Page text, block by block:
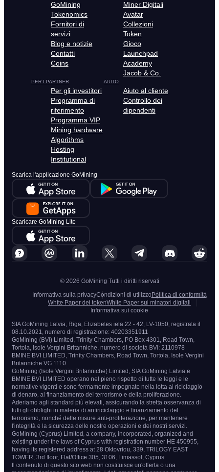
GoMining
Tokenomics
Fornitori di
servizi
Blog e notizie
Contatti
Coins
Miner Digitali
Avatar
Collezioni
Token
Gioco
Launchpad
Academy
Jacob & Co.
PER I PARTNER
Per gli investitori
Programma di
riferimento
Programma VIP
Mining hardware
Algorithms
Hosting
Institutional
AIUTO
Aiuto al cliente
Controllo dei
dipendenti
Scarica l'applicazione GoMining
Scaricare GoMining Lite
© 2026 GoMining Tutti i diritti riservati
Informativa sulla privacyCondizioni di utilizzo Politica di conformità
White Paper dei tokenWhite Paper sui minatori digitali
Informativa sui cookie
SIA GoMining Latvia, Rīga, Elizabetes iela 22 - 42, LV-1050, registrata il
08.10.2021, numero di registrazione: 40203351911
GoMining (BVI) Limited, Trinity Chambers, PO Box 4301, Road Town,
Tortola, Isole Vergini Britanniche, numero di società BVI: 2110978
BMINE BVI LIMITED, Trinity Chambers, Road Town, Tortola, Isole Vergini
Britanniche VG 1110
GoMining (Isole Vergini Britanniche) Limited, SIA GoMining Latvia e
BMINE BVI LIMITED operano nel pieno rispetto di tutte le leggi e le
normative vigenti e sono fermamente impegnate nella lotta al riciclaggio
di denaro, al finanziamento del terrorismo e della proliferazione.
Aderiamo agli standard più elevati, assicurando la stretta osservanza di
tutti gli obblighi in materia di antiriciclaggio e finanziamento del
terrorismo, nonché delle misure anti-proliferazione, per mantenere
l'integrità e la sicurezza delle nostre operazioni e dei nostri servizi.
GoMining (Cyprus) Limited, a company, incorporated, organized and
existing under the laws of Cyprus with registration number HE 450955,
having its registered address at 28 Oktovriou, 339, TRILOGY EAST
TOWER, 3rd floor, Flat/Office 305, 3106, Limassol, Cyprus.
Il contenuto di questo sito web non costituisce un'offerta o una